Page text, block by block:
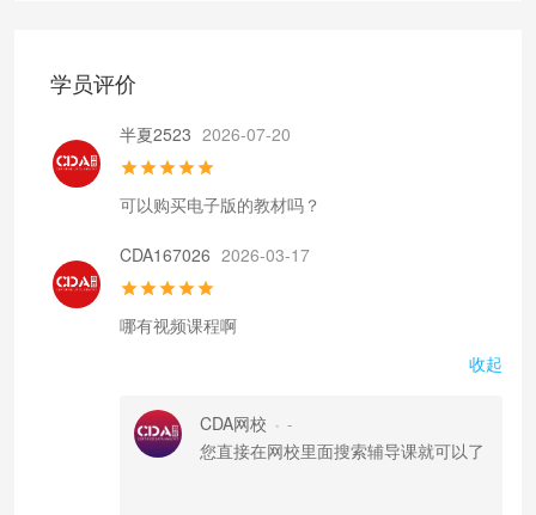
学员评价
半夏2523 2026-07-20
可以购买电子版的教材吗？
CDA167026 2026-03-17
哪有视频课程啊
收起
CDA网校 • -
您直接在网校里面搜索辅导课就可以了